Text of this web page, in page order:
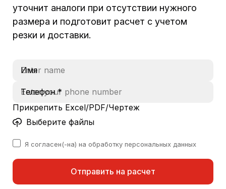
уточнит аналоги при отсутствии нужного
размера и подготовит расчет с учетом
резки и доставки.
Имя
Телефон *
Прикрепить Excel/PDF/Чертеж
Выберите файлы
Отправить на расчет
Я согласен(-на) на обработку персональных данных